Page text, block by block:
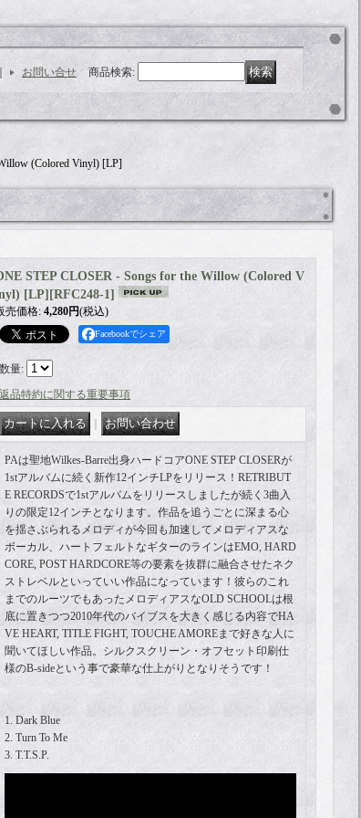
お問い合せ 商品検索:
(Colored Vinyl) [LP]
STEP CLOSER - Songs for the Willow (Colored V
[LP] [RFC248-1]
売価格: 4,280円(税込)
Facebookでシェア
数量:
返品特約に関する重要事項
PAは聖地Wilkes-Barre出身ハードコアONE STEP CLOSERが
1stアルバムに続く新作12インチLPをリリース！RETRIBUT
E RECORDSで1stアルバムをリリースしましたが続く3曲入
りの限定12インチとなります。作品を追うごとに深まる心
を揺さぶられるメロディが今回も加速してメロディアスな
ボーカル、ハートフェルトなギターのラインはEMO, HARD
CORE, POST HARDCORE等の要素を抜群に融合させたネク
ストレベルといっていい作品になっています！彼らのこれ
までのルーツでもあったメロディアスなOLD SCHOOLは根
底に置きつつ2010年代のバイブスを大きく感じる内容でHA
VE HEART, TITLE FIGHT, TOUCHE AMOREまで好きな人に
聞いてほしい作品。シルクスクリーン・オフセット印刷仕
様のB-sideという事で豪華な仕上がりとなりそうです！
1. Dark Blue
2. Turn To Me
3. T.T.S.P.